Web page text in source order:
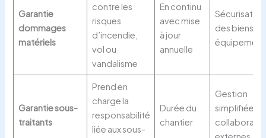
Garantie
dommages
matériels
contre les
risques
d’incendie,
vol ou
vandalisme
En continu
avec mise
à jour
annuelle
Sécurisation
des biens et
Garantie sous-
traitants
Prend en
charge la
responsabilité
liée aux sous-
Durée du
chantier
Gestion
simplifiée